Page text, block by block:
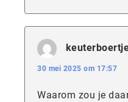
30 mei 2025 om 17:57
Waarom zou je